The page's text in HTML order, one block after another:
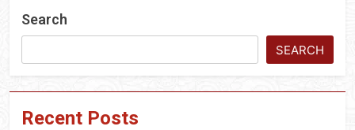
Search
SEARCH
Recent Posts